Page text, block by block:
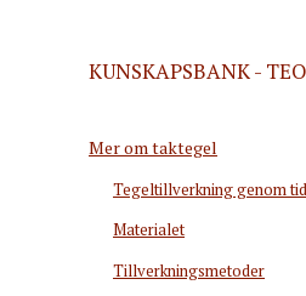
KUNSKAPSBANK -
Mer om taktegel
Tegeltillverkning genom
Materialet
Tillverkningsmetoder